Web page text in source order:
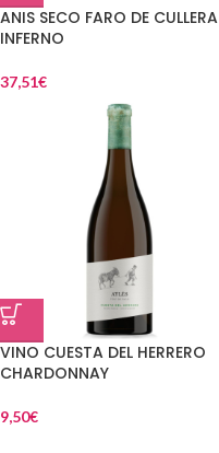
ANIS SECO FARO DE CULLERA
INFERNO
37,51€
VINO CUESTA DEL HERRERO
CHARDONNAY
9,50€